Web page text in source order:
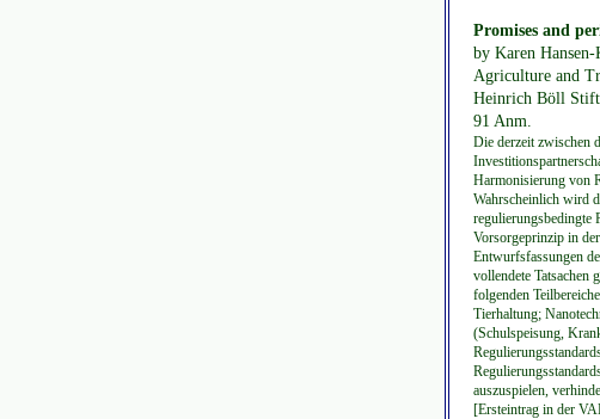
Promises and
by Karen
Agriculture and
Heinrich Böll
91 Anm.
Die derzeit zwischen
Harmonisierung von
Wahrscheinlich wird
regulierungsbedingte
Vorsorgeprinzip in
Entwurfsfassungen
vollendete Tatsachen
folgenden
Tierhaltung;
(Schulspeisung,
auszuspielen,
[Ersteintrag in der